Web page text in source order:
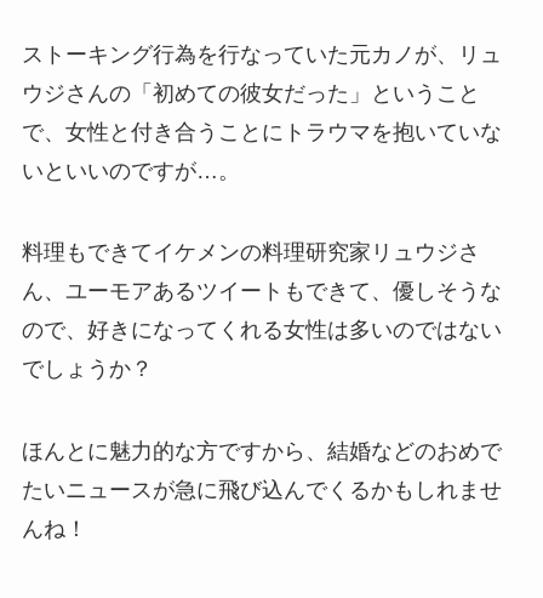
ストーキング行為を行なっていた元カノが、リュ
ウジさんの「初めての彼女だった」ということ
で、女性と付き合うことにトラウマを抱いていな
いといいのですが…。
料理もできてイケメンの料理研究家リュウジさ
ん、ユーモアあるツイートもできて、優しそうな
ので、好きになってくれる女性は多いのではない
でしょうか？
ほんとに魅力的な方ですから、結婚などのおめで
たいニュースが急に飛び込んでくるかもしれませ
んね！